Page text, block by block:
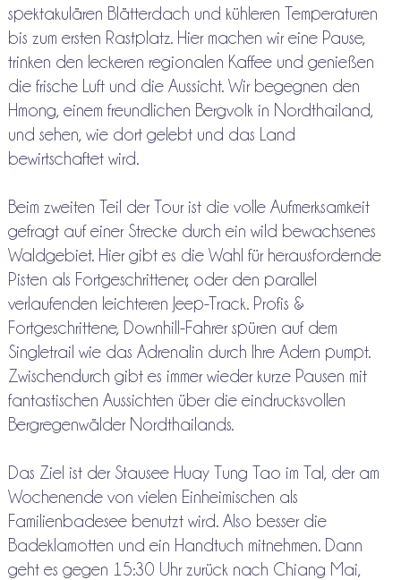
spektakulären Blätterdach und kühleren Temperaturen
bis zum ersten Rastplatz. Hier machen wir eine Pause,
trinken den leckeren regionalen Kaffee und genießen
die frische Luft und die Aussicht. Wir begegnen den
Hmong, einem freundlichen Bergvolk in Nordthailand,
und sehen, wie dort gelebt und das Land
bewirtschaftet wird.
Beim zweiten Teil der Tour ist die volle Aufmerksamkeit
gefragt auf einer Strecke durch ein wild bewachsenes
Waldgebiet. Hier gibt es die Wahl für herausfordernde
Pisten als Fortgeschrittener, oder den parallel
verlaufenden leichteren Jeep-Track. Profis &
Fortgeschrittene, Downhill-Fahrer spüren auf dem
Singletrail wie das Adrenalin durch Ihre Adern pumpt.
Zwischendurch gibt es immer wieder kurze Pausen mit
fantastischen Aussichten über die eindrucksvollen
Bergregenwälder Nordthailands.
Das Ziel ist der Stausee Huay Tung Tao im Tal, der am
Wochenende von vielen Einheimischen als
Familienbadesee benutzt wird. Also besser die
Badeklamotten und ein Handtuch mitnehmen. Dann
geht es gegen 15:30 Uhr zurück nach Chiang Mai,